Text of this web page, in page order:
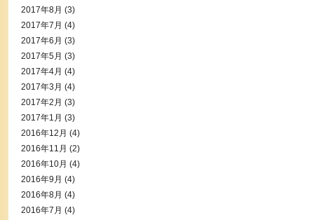
2017年8月 (3)
2017年7月 (4)
2017年6月 (3)
2017年5月 (3)
2017年4月 (4)
2017年3月 (4)
2017年2月 (3)
2017年1月 (3)
2016年12月 (4)
2016年11月 (2)
2016年10月 (4)
2016年9月 (4)
2016年8月 (4)
2016年7月 (4)